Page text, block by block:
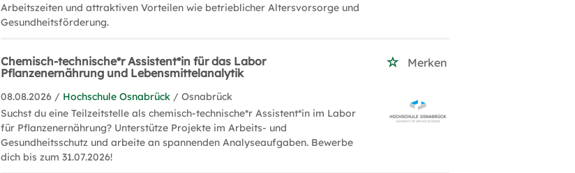
Arbeitszeiten und attraktiven Vorteilen wie betrieblicher Altersvorsorge und
Gesundheitsförderung.
Chemisch-technische*r Assistent*in für das Labor
Pflanzenernährung und Lebensmittelanalytik
Merken
08.08.2026 / Hochschule Osnabrück / Osnabrück
Suchst du eine Teilzeitstelle als chemisch-technische*r Assistent*in im Labor
für Pflanzenernährung? Unterstütze Projekte im Arbeits- und
Gesundheitsschutz und arbeite an spannenden Analyseaufgaben. Bewerbe
dich bis zum 31.07.2026!